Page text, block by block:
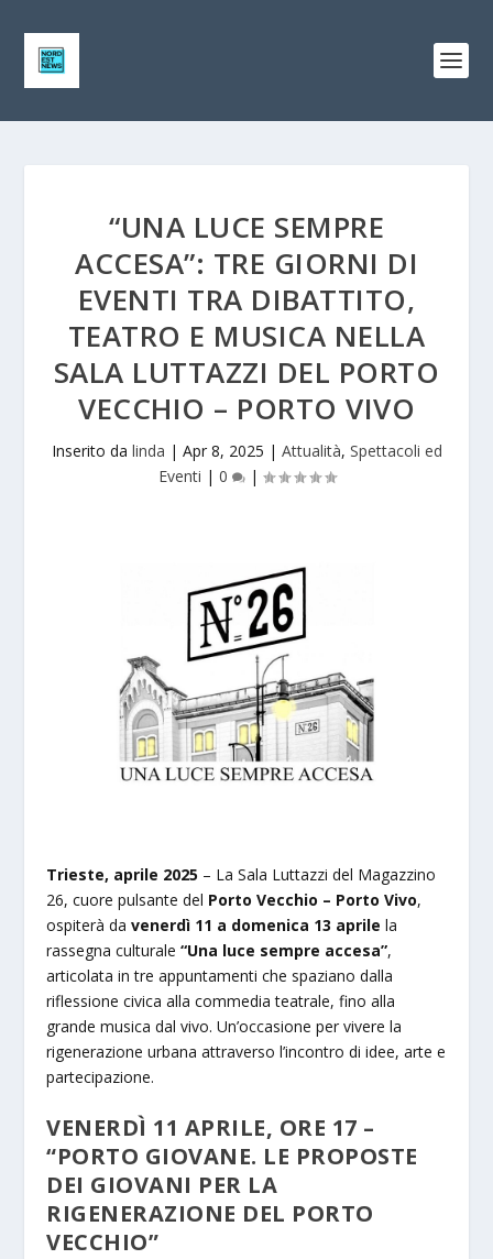
“UNA LUCE SEMPRE
ACCESA”: TRE GIORNI DI
EVENTI TRA DIBATTITO,
TEATRO E MUSICA NELLA
SALA LUTTAZZI DEL PORTO
VECCHIO – PORTO VIVO
Inserito da linda | Apr 8, 2025 | Attualità, Spettacoli ed
Eventi | 0 |
Trieste, aprile 2025 – La Sala Luttazzi del Magazzino
26, cuore pulsante del Porto Vecchio – Porto Vivo,
ospiterà davenerdì 11 a domenica 13 aprile la
rassegna culturale“Una luce sempre accesa”,
articolata in tre appuntamenti che spaziano dalla
riflessione civica alla commedia teatrale, fino alla
grande musica dal vivo. Un’occasione per vivere la
rigenerazione urbana attraverso l’incontro di idee, arte e
partecipazione.
VENERDÌ 11 APRILE, ORE 17 –
“PORTO GIOVANE. LE PROPOSTE
DEI GIOVANI PER LA
RIGENERAZIONE DEL PORTO
VECCHIO”